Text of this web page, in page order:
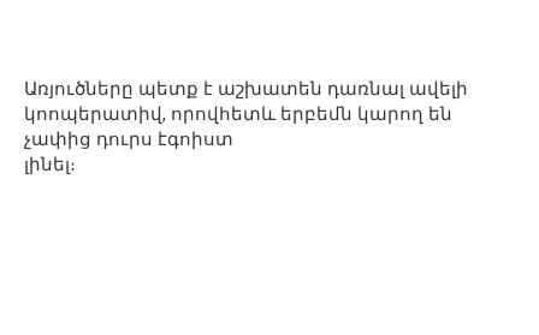
Առյուծները պետք է աշխատեն դառնալ ավելի
կոոպերատիվ, որովհետև երբեմն կարող են
չափից դուրս էգոիստ
լինել։